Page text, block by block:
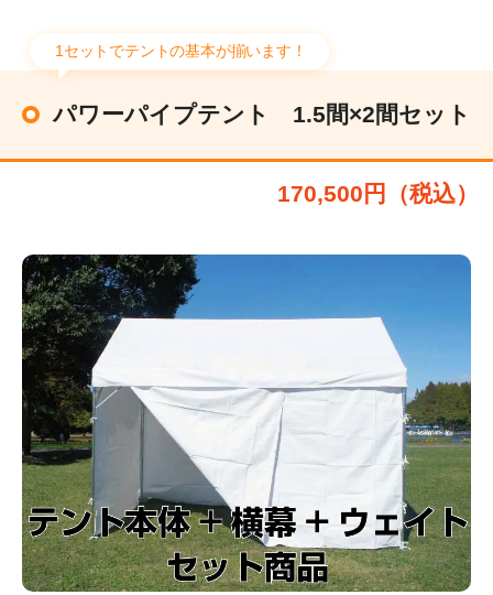
1セットでテントの基本が揃います！
パワーパイプテント 1.5間×2間セット
170,500円（税込）